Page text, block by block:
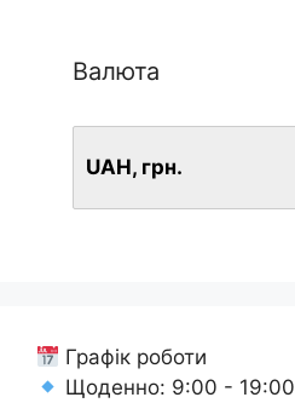
Валюта
UAH, грн.
Графік роботи
Щоденно: 9:00 - 19:00